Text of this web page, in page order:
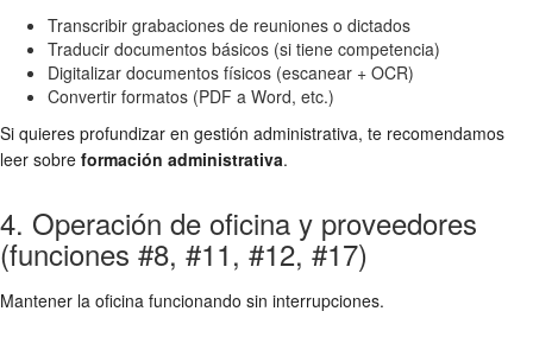
Transcribir grabaciones de reuniones o dictados
Traducir documentos básicos (si tiene competencia)
Digitalizar documentos físicos (escanear + OCR)
Convertir formatos (PDF a Word, etc.)
Si quieres profundizar en gestión administrativa, te recomendamos
leer sobre formación administrativa.
4. Operación de oficina y proveedores
(funciones #8, #11, #12, #17)
Mantener la oficina funcionando sin interrupciones.